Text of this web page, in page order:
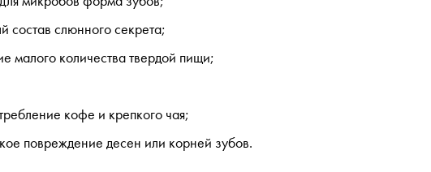
состав слюнного секрета;
малого количества твердой пищи;
кофе и крепкого чая;
повреждение десен или корней зубов.